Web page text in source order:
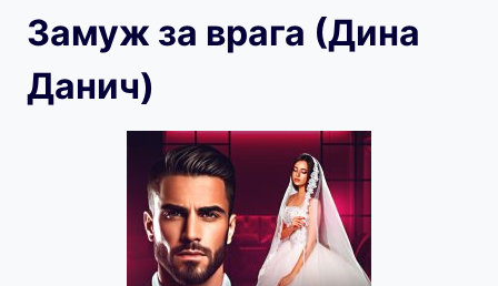
Замуж за врага (Дина
Данич)